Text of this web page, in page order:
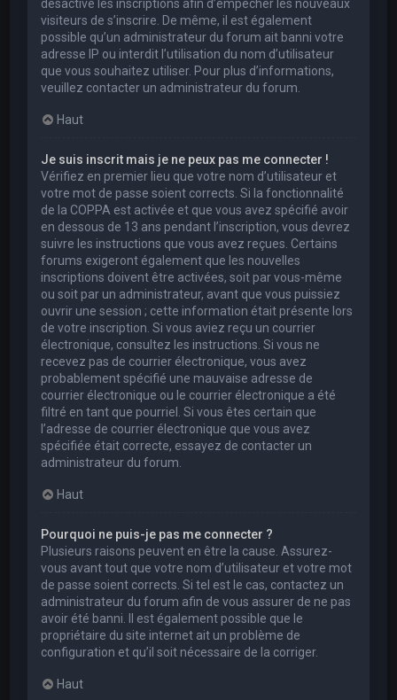
désactivé les inscriptions afin d’empêcher les nouveaux
visiteurs de s’inscrire. De même, il est également
possible qu’un administrateur du forum ait banni votre
adresse IP ou interdit l’utilisation du nom d’utilisateur
que vous souhaitez utiliser. Pour plus d’informations,
veuillez contacter un administrateur du forum.
Haut
Je suis inscrit mais je ne peux pas me connecter !
Vérifiez en premier lieu que votre nom d’utilisateur et
votre mot de passe soient corrects. Si la fonctionnalité
de la COPPA est activée et que vous avez spécifié avoir
en dessous de 13 ans pendant l’inscription, vous devrez
suivre les instructions que vous avez reçues. Certains
forums exigeront également que les nouvelles
inscriptions doivent être activées, soit par vous-même
ou soit par un administrateur, avant que vous puissiez
ouvrir une session ; cette information était présente lors
de votre inscription. Si vous aviez reçu un courrier
électronique, consultez les instructions. Si vous ne
recevez pas de courrier électronique, vous avez
probablement spécifié une mauvaise adresse de
courrier électronique ou le courrier électronique a été
filtré en tant que pourriel. Si vous êtes certain que
l’adresse de courrier électronique que vous avez
spécifiée était correcte, essayez de contacter un
administrateur du forum.
Haut
Pourquoi ne puis-je pas me connecter ?
Plusieurs raisons peuvent en être la cause. Assurez-
vous avant tout que votre nom d’utilisateur et votre mot
de passe soient corrects. Si tel est le cas, contactez un
administrateur du forum afin de vous assurer de ne pas
avoir été banni. Il est également possible que le
propriétaire du site internet ait un problème de
configuration et qu’il soit nécessaire de la corriger.
Haut